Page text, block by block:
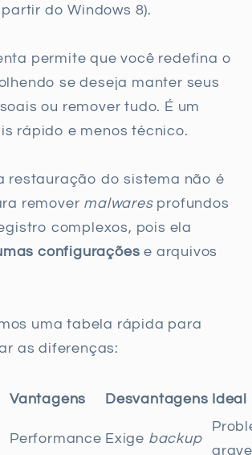
do Windows 8).
permite que você redefina o
se deseja manter seus
ou remover tudo. É um
rápido e menos técnico.
restauração do sistema não é
remover malwaresprofundos
complexos, pois ela
configurações e arquivos
uma tabela rápida para
as diferenças:
Vantagens Desvantagens Ideal
Performance Exige backup